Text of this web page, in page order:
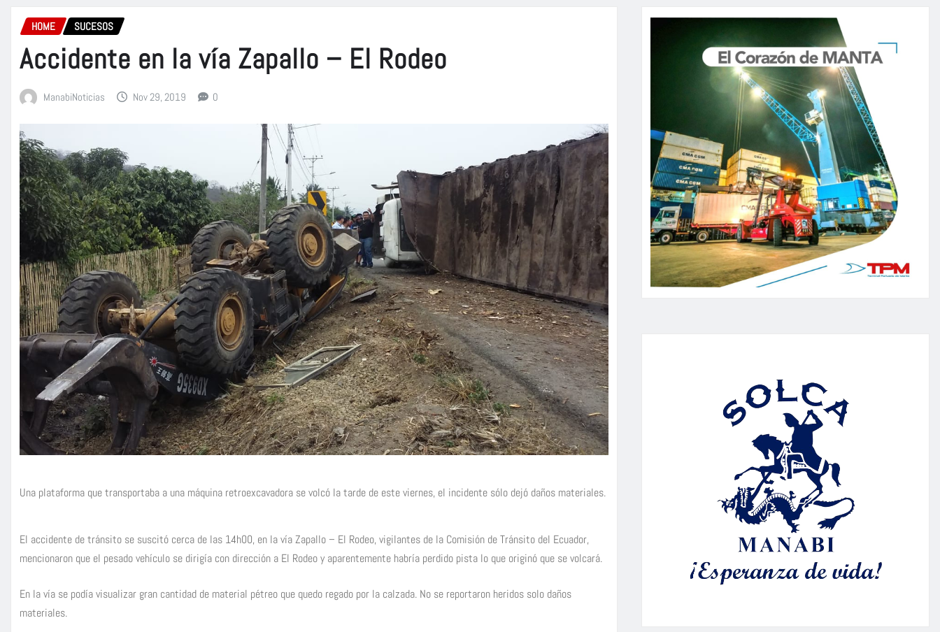
HOME SUCESOS
Accidente en la vía Zapallo – El Rodeo
ManabiNoticias Nov 29, 2019 0
Una plataforma que transportaba a una máquina retroexcavadora se volcó la tarde de este viernes, el incidente sólo dejó daños materiales.
El accidente de tránsito se suscitó cerca de las 14h00, en la vía Zapallo – El Rodeo, vigilantes de la Comisión de Tránsito del Ecuador,
mencionaron que el pesado vehículo se dirigía con dirección a El Rodeo y aparentemente habría perdido pista lo que originó que se volcará.
En la vía se podía visualizar gran cantidad de material pétreo que quedo regado por la calzada. No se reportaron heridos solo daños
materiales.